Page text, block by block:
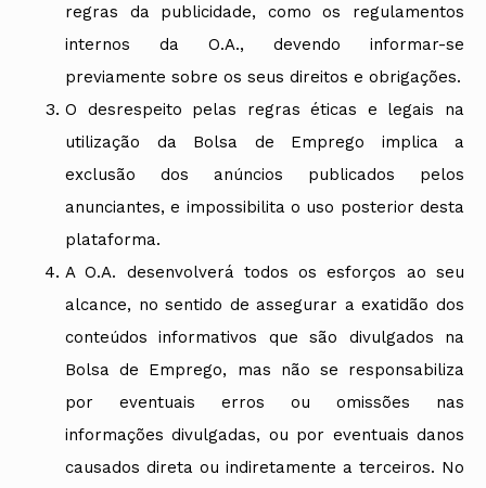
regras da publicidade, como os regulamentos
internos da O.A., devendo informar-se
previamente sobre os seus direitos e obrigações.
O desrespeito pelas regras éticas e legais na
utilização da Bolsa de Emprego implica a
exclusão dos anúncios publicados pelos
anunciantes, e impossibilita o uso posterior desta
plataforma.
A O.A. desenvolverá todos os esforços ao seu
alcance, no sentido de assegurar a exatidão dos
conteúdos informativos que são divulgados na
Bolsa de Emprego, mas não se responsabiliza
por eventuais erros ou omissões nas
informações divulgadas, ou por eventuais danos
causados direta ou indiretamente a terceiros. No